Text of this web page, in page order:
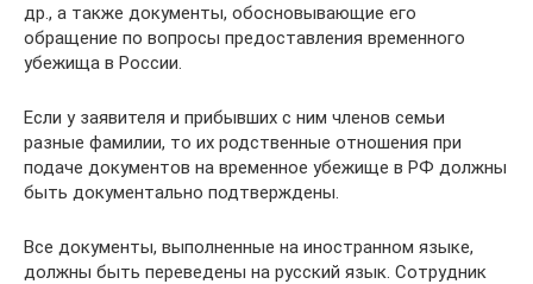
др., а также документы, обосновывающие его
обращение по вопросы предоставления временного
убежища в России.
Если у заявителя и прибывших с ним членов семьи
разные фамилии, то их родственные отношения при
подаче документов на временное убежище в РФ должны
быть документально подтверждены.
Все документы, выполненные на иностранном языке,
должны быть переведены на русский язык. Сотрудник